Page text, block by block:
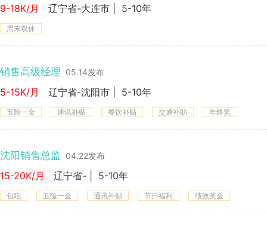
9-18K/月 辽宁省-大连市 5-10年
周末双休
销售高级经理 05.14发布
5-15K/月 辽宁省-沈阳市 5-10年
五险一金 通讯补贴 餐饮补贴 交通补助 年终奖
沈阳销售总监 04.22发布
15-20K/月 辽宁省- 5-10年
包吃 五险一金 通讯补贴 节日福利 绩效奖金